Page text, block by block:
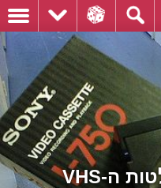
איך הפסידה סוני לקלטות ה-VHS